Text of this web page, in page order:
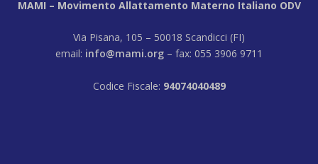
MAMI – Movimento Allattamento Materno Italiano ODV
Via Pisana, 105 – 50018 Scandicci (FI)
email: info@mami.org – fax: 055 3906 9711
Codice Fiscale: 94074040489